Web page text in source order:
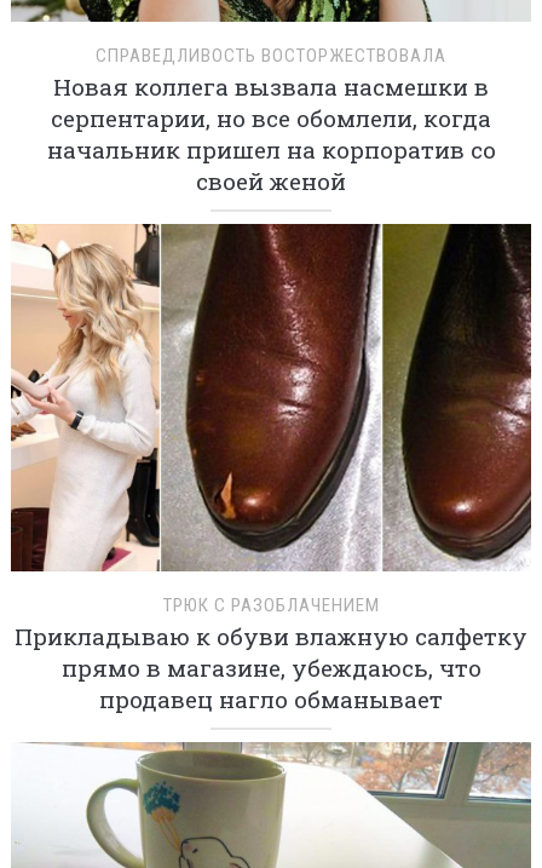
СПРАВЕДЛИВОСТЬ ВОСТОРЖЕСТВОВАЛА
Новая коллега вызвала насмешки в
серпентарии, но все обомлели, когда
начальник пришел на корпоратив со
своей женой
ТРЮК С РАЗОБЛАЧЕНИЕМ
Прикладываю к обуви влажную салфетку
прямо в магазине, убеждаюсь, что
продавец нагло обманывает